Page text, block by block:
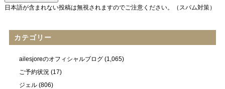
日本語が含まれない投稿は無視されますのでご注意ください。（スパム対策）
カテゴリー
ailesjoreのオフィシャルブログ(1,065)
ご予約状況(17)
ジェル(806)